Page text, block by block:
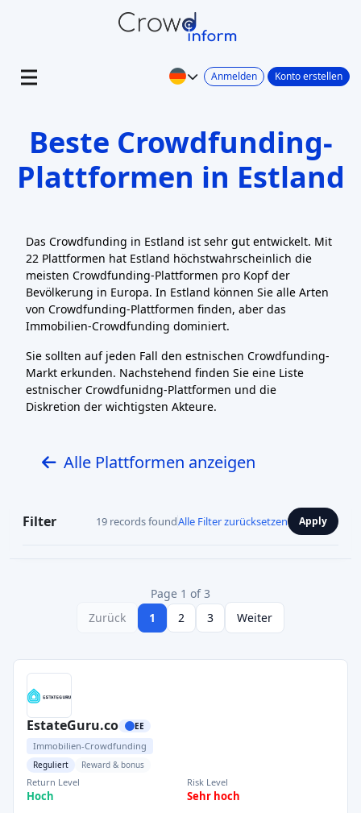
Anmelden Konto erstellen
Beste Crowdfunding-
Plattformen in Estland
Das Crowdfunding in Estland ist sehr gut entwickelt. Mit
22 Plattformen hat Estland höchstwahrscheinlich die
meisten Crowdfunding-Plattformen pro Kopf der
Bevölkerung in Europa. In Estland können Sie alle Arten
von Crowdfunding-Plattformen finden, aber das
Immobilien-Crowdfunding dominiert.
Sie sollten auf jeden Fall den estnischen Crowdfunding-
Markt erkunden. Nachstehend finden Sie eine Liste
estnischer Crowdfunidng-Plattformen und die
Diskretion der wichtigsten Akteure.
Alle Plattformen anzeigen
Filter 19 records foundAlle Filter zurücksetzen Apply
Page 1 of 3
Zurück
1 2 3 Weiter
EstateGuru.co EE
Immobilien-Crowdfunding
Reguliert Reward & bonus
Return Level
Hoch
Risk Level
Sehr hoch